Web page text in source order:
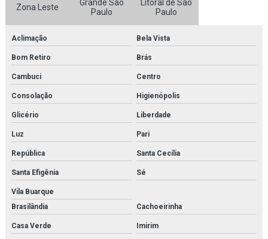
Fornecedor de kit molecular para faculdades
Fornecedor de kit molecular para laboratórios
Fornecedor de microscópio
Fornecedor de microscópio médico para faculdades
Fornecedor de microscópio médico para laboratórios
Fornecedor de microscópio para estudo
Fornecedor de microscópio para faculdades
Fornecedor de microscópio para laboratórios
Fornecedor de modelo anatômico
Fornecedor de modelo anatômico médico
Zona Leste
Grande São
Paulo
Litoral de São
Paulo
Aclimação Bela Vista
Bom Retiro Brás
Cambuci Centro
Consolação Higienópolis
Glicério Liberdade
Luz Pari
República Santa Cecília
Santa Efigênia Sé
Vila Buarque
Brasilândia
Cachoeirinha
Casa Verde Imirim